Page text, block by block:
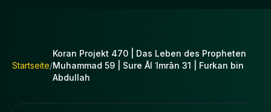
Startseite/
Koran Projekt 470 | Das Leben des Propheten
Muhammad 59 | Sure Āl ʿImrān 31 | Furkan bin
Abdullah